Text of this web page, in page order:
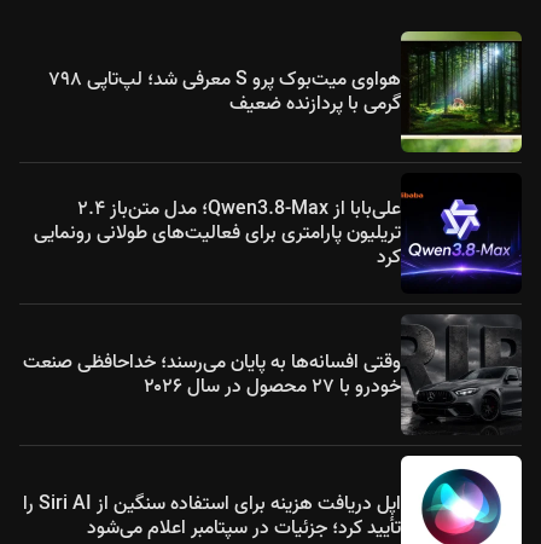
هواوی میت‌بوک پرو S معرفی شد؛ لپ‌تاپی ۷۹۸
گرمی با پردازنده ضعیف
علی‌بابا از Qwen3.8-Max؛ مدل متن‌باز ۲.۴
تریلیون پارامتری برای فعالیت‌های طولانی رونمایی
کرد
وقتی افسانه‌ها به پایان می‌رسند؛ خداحافظی صنعت
خودرو با ۲۷ محصول در سال ۲۰۲۶
اپل دریافت هزینه برای استفاده سنگین از Siri AI را
تأیید کرد؛ جزئیات در سپتامبر اعلام می‌شود